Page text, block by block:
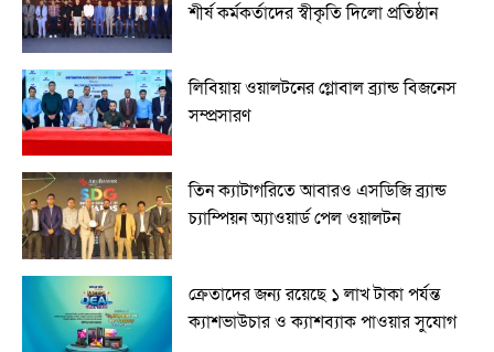
শীর্ষ কর্মকর্তাদের স্বীকৃতি দিলো প্রতিষ্ঠান
লিবিয়ায় ওয়ালটনের গ্লোবাল ব্র্যান্ড বিজনেস
সম্প্রসারণ
তিন ক্যাটাগরিতে আবারও এসডিজি ব্র্যান্ড
চ্যাম্পিয়ন অ্যাওয়ার্ড পেল ওয়ালটন
ক্রেতাদের জন্য রয়েছে ১ লাখ টাকা পর্যন্ত
ক্যাশভাউচার ও ক্যাশব্যাক পাওয়ার সুযোগ